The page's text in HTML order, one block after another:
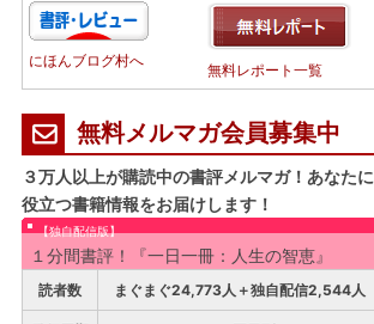
にほんブログ村へ
無料レポート一覧
無料メルマガ会員募集中
３万人以上が購読中の書評メルマガ！あなたに
役立つ書籍情報をお届けします！
【独自配信版】
１分間書評！『一日一冊：人生の智恵』
読者数 まぐまぐ24,773人＋独自配信2,544人